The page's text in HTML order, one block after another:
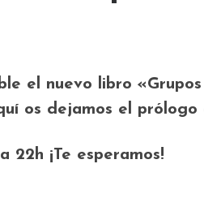
el nuevo libro
os dejamos el prólogo
¡Te esperamos!